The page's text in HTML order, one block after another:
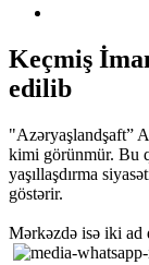
Keçmiş
edilib
"Azəryaşlandşaft”
kimi görünmür. Bu
yaşıllaşdırma
göstərir.
Mərkəzdə isə iki